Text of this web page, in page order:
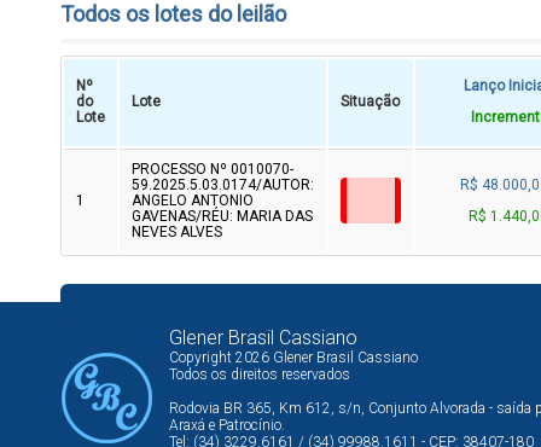
Todos os lotes do leilão
Nº
do
Lote
Lote Situação
Lanço
1
PROCESSO Nº 0010070-
59.2025.5.03.0174/AUTOR:
ANGELO ANTONIO
GAVENAS/RÉU: MARIA DAS
NEVES ALVES
R$
R$
Glener Brasil Cassiano
Copyright 2026 Glener Brasil Cassiano
Todos os direitos reservados
Rodovia BR 365, Km 612, s/n, Conjunto Alvorada - saída
Araxá e Patrocínio.
Tel: (34) 3229.6161 / (34) 99988.1611 - CEP: 38407-180